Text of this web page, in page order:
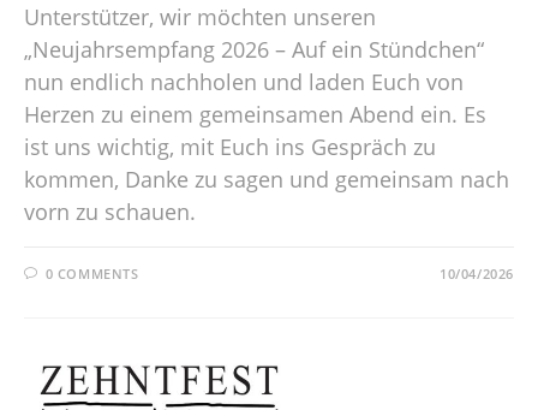
Unterstützer, wir möchten unseren
„Neujahrsempfang 2026 – Auf ein Stündchen“
nun endlich nachholen und laden Euch von
Herzen zu einem gemeinsamen Abend ein. Es
ist uns wichtig, mit Euch ins Gespräch zu
kommen, Danke zu sagen und gemeinsam nach
vorn zu schauen.
0 COMMENTS 10/04/2026